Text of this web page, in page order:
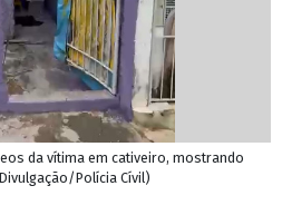
da vítima em cativeiro, mostrando
Polícia Cívil)